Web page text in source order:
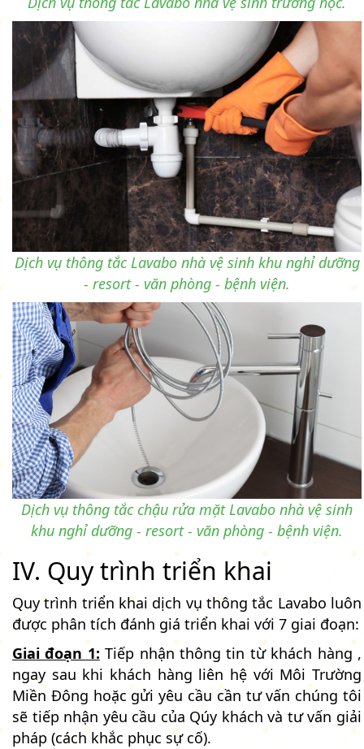
Dịch vụ thông tắc Lavabo nhà vệ sinh khu nghỉ dưỡng
- resort - văn phòng - bệnh viện.
Dịch vụ thông tắc chậu rửa mặt Lavabo nhà vệ sinh
khu nghỉ dưỡng - resort - văn phòng - bệnh viện.
IV. Quy trình triển khai
Quy trình triển khai dịch vụ thông tắc Lavabo luôn
được phân tích đánh giá triển khai với 7 giai đoạn:
Giai đoạn 1: Tiếp nhận thông tin từ khách hàng ,
ngay sau khi khách hàng liên hệ với Môi Trường
Miền Đông hoặc gửi yêu cầu cần tư vấn chúng tôi
sẽ tiếp nhận yêu cầu của Qúy khách và tư vấn giải
pháp (cách khắc phục sự cố).